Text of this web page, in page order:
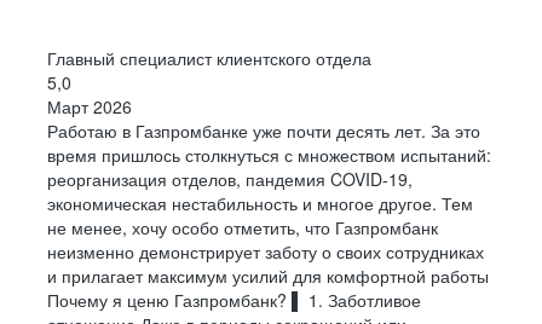
Премиальный банкинг
Ассистент премиального менеджера
Менеджер по премиальному обслуживанию
Директор по премиальному обслуживанию
ДОХОД, НА КОТОРЫЙ МОЖНО
ПОНЯТНАЯ КАРЬЕРНАЯ МОДЕЛЬ
продажах, работе с партнерами, шаг за шагом
переходя на новый уровень
ЭКСПЕРТИЗА, КОТОРАЯ ПРИНОСИТ
РЕЗУЛЬТАТ
Вы погружаетесь в задачи клиентов, понимаете
специфику бизнеса и предлагаете подходы,
которые работают на практике
Все вакансии Разработка QA
Сопровождение
Кибербезопасность
Главный специалист клиентского отдела
5,0
Март 2026
Работаю в Газпромбанке уже почти десять лет. За это
время пришлось столкнуться с множеством испытаний:
реорганизация отделов, пандемия COVID-19,
экономическая нестабильность и многое другое. Тем
не менее, хочу особо отметить, что Газпромбанк
неизменно демонстрирует заботу о своих сотрудниках
и прилагает максимум усилий для комфортной работы
Почему я ценю Газпромбанк? ▌ 1. Заботливое